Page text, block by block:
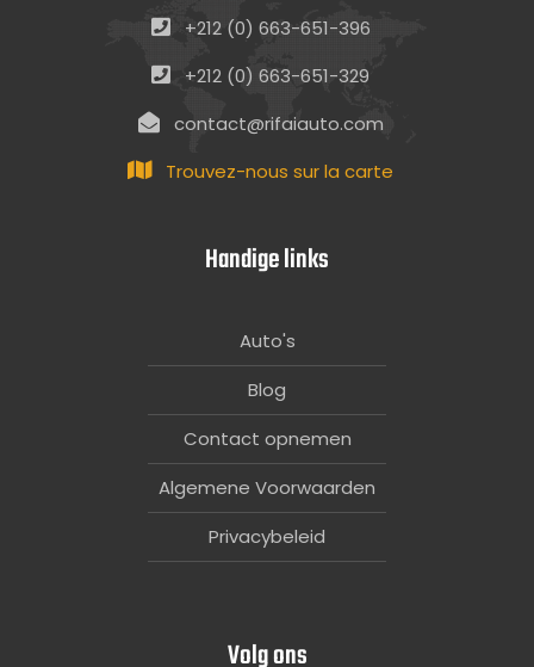
+212 (0) 663-651-396
+212 (0) 663-651-329
contact@rifaiauto.com
Trouvez-nous sur la carte
Handige links
Auto's
Blog
Contact opnemen
Algemene Voorwaarden
Privacybeleid
Volg ons